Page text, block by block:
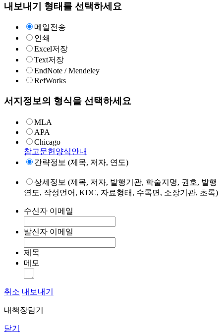
내보내기 형태를 선택하세요
메일전송
인쇄
Excel저장
Text저장
EndNote / Mendeley
RefWorks
서지정보의 형식을 선택하세요
MLA
APA
Chicago
참고문헌양식안내
간략정보 (제목, 저자, 연도)
상세정보 (제목, 저자, 발행기관, 학술지명, 권호, 발행
연도, 작성언어, KDC, 자료형태, 수록면, 소장기관, 초록)
수신자 이메일
발신자 이메일
제목
메모
취소 내보내기
내책장담기
닫기